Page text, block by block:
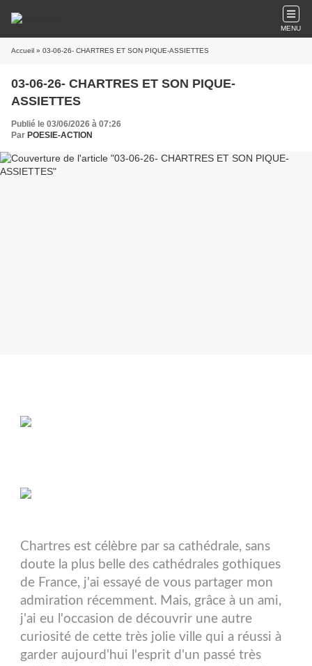
MENU
Accueil » 03-06-26- CHARTRES ET SON PIQUE-ASSIETTES
03-06-26- CHARTRES ET SON PIQUE-
ASSIETTES
Publié le 03/06/2026 à 07:26
Par POESIE-ACTION
Chartres est célèbre par sa cathédrale, sans
doute la plus belle des cathédrales gothiques
de France, j'ai essayé de vous partager mon
admiration récemment. Mais, grâce à un ami,
j'ai eu l'occasion de découvrir une autre
curiosité de cette très jolie ville qui a réussi à
garder aujourd'hui l'esprit d'un passé très